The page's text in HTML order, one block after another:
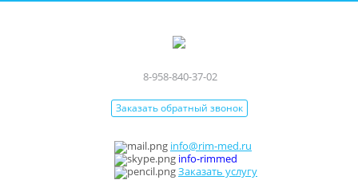
8-958-840-37-02
Заказать обратный звонок
info@rim-med.ru
info-rimmed
Заказать услугу